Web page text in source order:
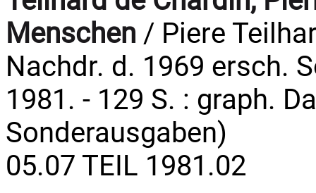
Menschen / Piere
Nachdr. d. 1969 ersch.
1981. - 129 S. : graph.
Sonderausgaben)
05.07 TEIL 1981.02